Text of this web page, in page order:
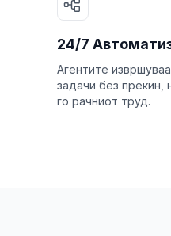
24/7
Агентите
задачи без прекин,
го рачниот труд.